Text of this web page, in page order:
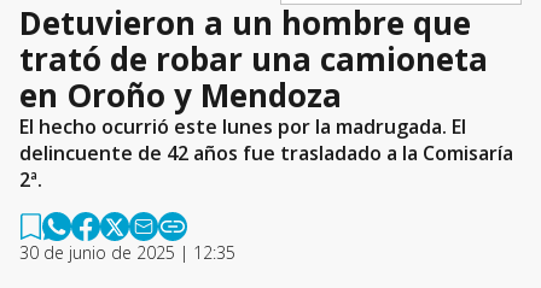
Detuvieron a un hombre que
trató de robar una camioneta
en Oroño y Mendoza
El hecho ocurrió este lunes por la madrugada. El
delincuente de 42 años fue trasladado a la Comisaría
2ª.
30 de junio de 2025 | 12:35